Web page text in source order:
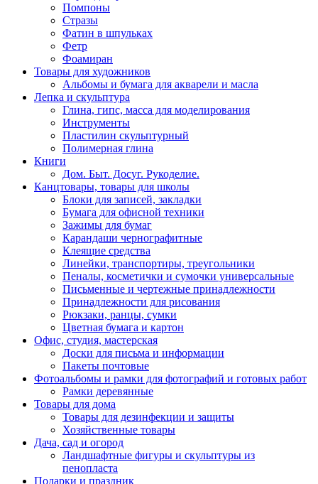
Помпоны
Стразы
Фатин в шпульках
Фетр
Фоамиран
Товары для художников
Альбомы и бумага для акварели и масла
Лепка и скульптура
Глина, гипс, масса для моделирования
Инструменты
Пластилин скульптурный
Полимерная глина
Книги
Дом. Быт. Досуг. Рукоделие.
Канцтовары, товары для школы
Блоки для записей, закладки
Бумага для офисной техники
Зажимы для бумаг
Карандаши чернографитные
Клеящие средства
Линейки, транспортиры, треугольники
Пеналы, косметички и сумочки универсальные
Письменные и чертежные принадлежности
Принадлежности для рисования
Рюкзаки, ранцы, сумки
Цветная бумага и картон
Офис, студия, мастерская
Доски для письма и информации
Пакеты почтовые
Фотоальбомы и рамки для фотографий и готовых работ
Рамки деревянные
Товары для дома
Товары для дезинфекции и защиты
Хозяйственные товары
Дача, сад и огород
Ландшафтные фигуры и скульптуры из
пенопласта
Подарки и праздник